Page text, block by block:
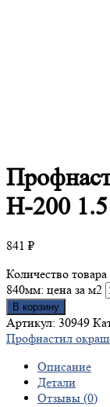
Н-200
841 ₽
Количество
840мм: цена за м2
В корзину
Артикул: 30949
Профнастил
Описание
Детали
Отзывы (0)